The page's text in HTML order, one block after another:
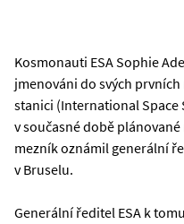
Kosmonauti ESA Sophie
jmenováni do svých
stanici (International Space
v současné době
mezník oznámil generální
v Bruselu.
Generální ředitel ESA k